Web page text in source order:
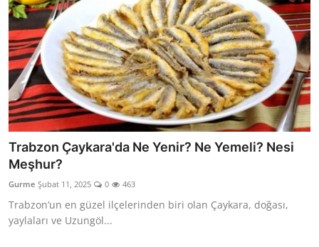
Trabzon Çaykara'da Ne Yenir? Ne Yemeli? Nesi
Meşhur?
Gurme Şubat 11, 2025 0 463
Trabzon’un en güzel ilçelerinden biri olan Çaykara, doğası,
yaylaları ve Uzungöl...